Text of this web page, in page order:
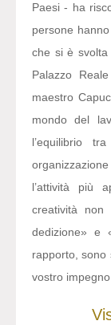
Paesi - ha
persone
che si è
Palazzo
maestro
mondo del
l’equilibrio
l’attività più
creatività non
dedizione» e
rapporto, sono
vostro